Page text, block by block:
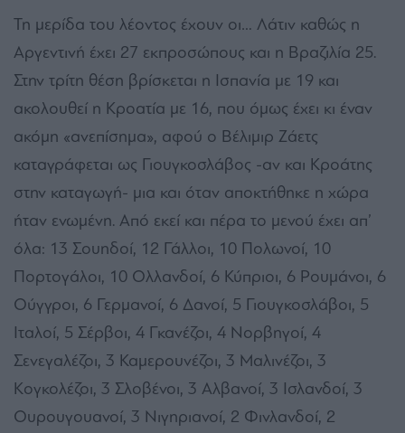
Τη μερίδα του λέοντος έχουν οι… Λάτιν καθώς η
Αργεντινή έχει 27 εκπροσώπους και η Βραζιλία 25.
Στην τρίτη θέση βρίσκεται η Ισπανία με 19 και
ακολουθεί η Κροατία με 16, που όμως έχει κι έναν
ακόμη «ανεπίσημα», αφού ο Βέλιμιρ Ζάετς
καταγράφεται ως Γιουγκοσλάβος -αν και Κροάτης
στην καταγωγή- μια και όταν αποκτήθηκε η χώρα
ήταν ενωμένη. Από εκεί και πέρα το μενού έχει απ’
όλα: 13 Σουηδοί, 12 Γάλλοι, 10 Πολωνοί, 10
Πορτογάλοι, 10 Ολλανδοί, 6 Κύπριοι, 6 Ρουμάνοι, 6
Ούγγροι, 6 Γερμανοί, 6 Δανοί, 5 Γιουγκοσλάβοι, 5
Ιταλοί, 5 Σέρβοι, 4 Γκανέζοι, 4 Νορβηγοί, 4
Σενεγαλέζοι, 3 Καμερουνέζοι, 3 Μαλινέζοι, 3
Κογκολέζοι, 3 Σλοβένοι, 3 Αλβανοί, 3 Ισλανδοί, 3
Ουρουγουανοί, 3 Νιγηριανοί, 2 Φινλανδοί, 2